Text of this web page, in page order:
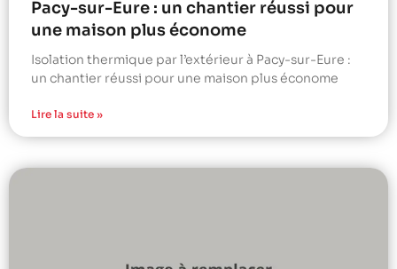
Pacy-sur-Eure : un chantier réussi pour
une maison plus économe
Isolation thermique par l’extérieur à Pacy-sur-Eure :
un chantier réussi pour une maison plus économe
Lire la suite »